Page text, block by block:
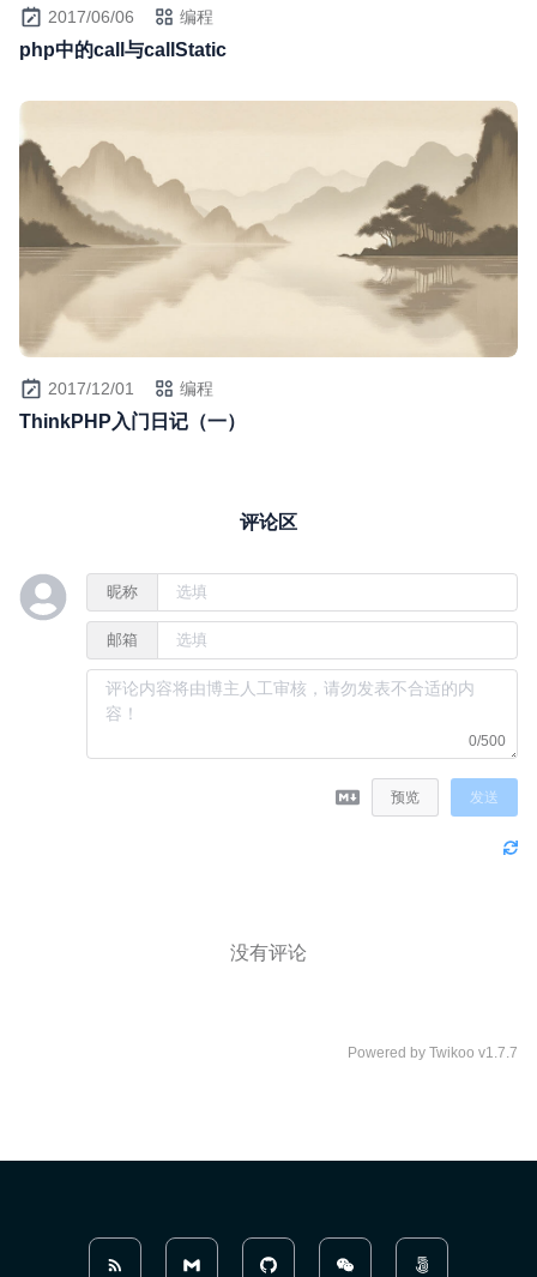
2017/06/06 编程
php中的call与callStatic
2017/12/01 编程
ThinkPHP入门日记（一）
评论区
昵称
邮箱
0/500
预览 发送
没有评论
Powered by Twikoo v1.7.7